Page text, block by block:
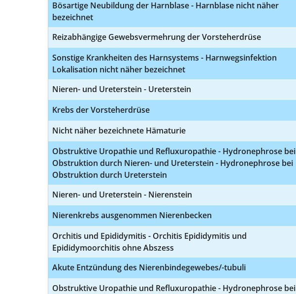
Bösartige Neubildung der Harnblase - Harnblase nicht näher
bezeichnet
Reizabhängige Gewebsvermehrung der Vorsteherdrüse
Sonstige Krankheiten des Harnsystems - Harnwegsinfektion
Lokalisation nicht näher bezeichnet
Nieren- und Ureterstein - Ureterstein
Krebs der Vorsteherdrüse
Nicht näher bezeichnete Hämaturie
Obstruktive Uropathie und Refluxuropathie - Hydronephrose bei
Obstruktion durch Nieren- und Ureterstein - Hydronephrose bei
Obstruktion durch Ureterstein
Nieren- und Ureterstein - Nierenstein
Nierenkrebs ausgenommen Nierenbecken
Orchitis und Epididymitis - Orchitis Epididymitis und
Epididymoorchitis ohne Abszess
Akute Entzündung des Nierenbindegewebes/-tubuli
Obstruktive Uropathie und Refluxuropathie - Hydronephrose bei